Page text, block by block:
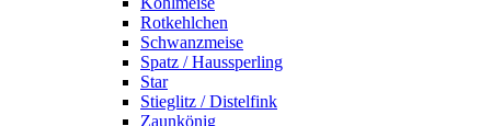
Rotkehlchen
Schwanzmeise
Spatz / Haussperling
Star
Stieglitz / Distelfink
Zaunkönig